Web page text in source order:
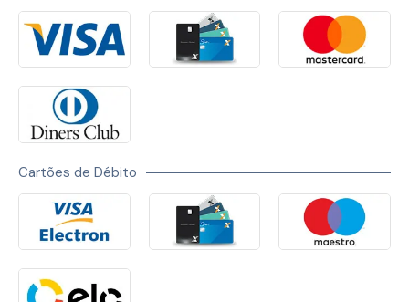
Cartões de Débito